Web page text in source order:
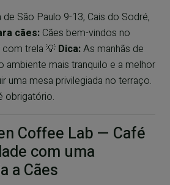
de São Paulo 9-13, Cais do Sodré,
cães: Cães bem-vindos no
trela 💡 Dica:As manhãs de
ambiente mais tranquilo e a melhor
uma mesa privilegiada no terraço.
obrigatório.
Coffee Lab — Café
com uma
a Cães